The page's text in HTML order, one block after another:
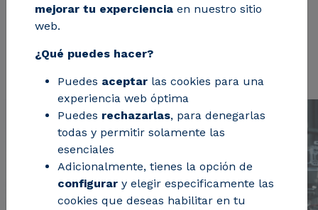
producción más inteligente y sostenible.
Desde la automatización hasta la
en que las industrias operan.
mejorar tu experciencia en nuestro sitio
web.
¿Qué puedes hacer?
Puedes aceptar las cookies para una
experiencia web óptima
Puedes rechazarlas, para denegarlas
todas y permitir solamente las
esenciales
Adicionalmente, tienes la opción de
configurar y elegir especificamente las
cookies que deseas habilitar en tu